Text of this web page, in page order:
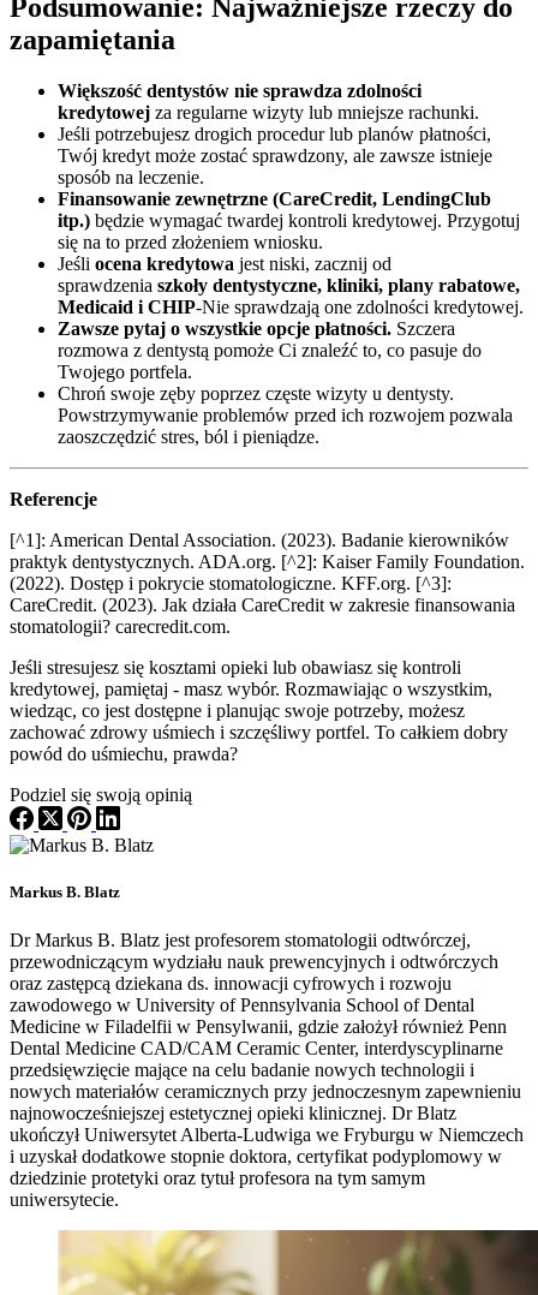
Podsumowanie: Najważniejsze rzeczy do
zapamiętania
Większość dentystów nie sprawdza zdolności
kredytowej za regularne wizyty lub mniejsze rachunki.
Jeśli potrzebujesz drogich procedur lub planów płatności,
Twój kredyt może zostać sprawdzony, ale zawsze istnieje
sposób na leczenie.
Finansowanie zewnętrzne (CareCredit, LendingClub
itp.) będzie wymagać twardej kontroli kredytowej. Przygotuj
się na to przed złożeniem wniosku.
Jeśli ocena kredytowa jest niski, zacznij od
sprawdzenia szkoły dentystyczne, kliniki, plany rabatowe,
Medicaid i CHIP-Nie sprawdzają one zdolności kredytowej.
Zawsze pytaj o wszystkie opcje płatności. Szczera
rozmowa z dentystą pomoże Ci znaleźć to, co pasuje do
Twojego portfela.
Chroń swoje zęby poprzez częste wizyty u dentysty.
Powstrzymywanie problemów przed ich rozwojem pozwala
zaoszczędzić stres, ból i pieniądze.
Referencje
[^1]: American Dental Association. (2023). Badanie kierowników
praktyk dentystycznych. ADA.org. [^2]: Kaiser Family Foundation.
(2022). Dostęp i pokrycie stomatologiczne. KFF.org. [^3]:
CareCredit. (2023). Jak działa CareCredit w zakresie finansowania
stomatologii? carecredit.com.
Jeśli stresujesz się kosztami opieki lub obawiasz się kontroli
kredytowej, pamiętaj - masz wybór. Rozmawiając o wszystkim,
wiedząc, co jest dostępne i planując swoje potrzeby, możesz
zachować zdrowy uśmiech i szczęśliwy portfel. To całkiem dobry
powód do uśmiechu, prawda?
Podziel się swoją opinią
Markus B. Blatz
Dr Markus B. Blatz jest profesorem stomatologii odtwórczej,
przewodniczącym wydziału nauk prewencyjnych i odtwórczych
oraz zastępcą dziekana ds. innowacji cyfrowych i rozwoju
zawodowego w University of Pennsylvania School of Dental
Medicine w Filadelfii w Pensylwanii, gdzie założył również Penn
Dental Medicine CAD/CAM Ceramic Center, interdyscyplinarne
przedsięwzięcie mające na celu badanie nowych technologii i
nowych materiałów ceramicznych przy jednoczesnym zapewnieniu
najnowocześniejszej estetycznej opieki klinicznej. Dr Blatz
ukończył Uniwersytet Alberta-Ludwiga we Fryburgu w Niemczech
i uzyskał dodatkowe stopnie doktora, certyfikat podyplomowy w
dziedzinie protetyki oraz tytuł profesora na tym samym
uniwersytecie.